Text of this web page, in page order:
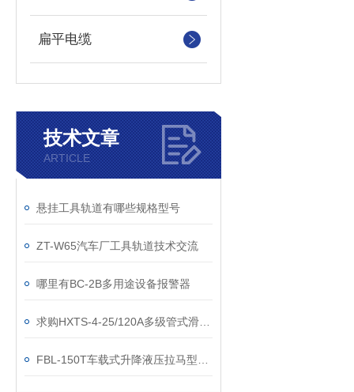
扁平电缆
技术文章
ARTICLE
​悬挂工具轨道有哪些规格型号
ZT-W65汽车厂工具轨道技术交流
哪里有BC-2B多用途设备报警器